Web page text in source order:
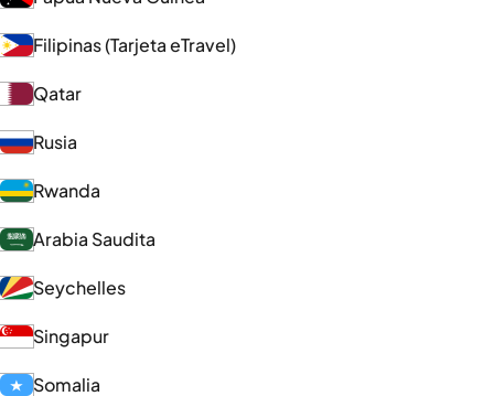
Filipinas (Tarjeta eTravel)
Qatar
Rusia
Rwanda
Arabia Saudita
Seychelles
Singapur
Somalia